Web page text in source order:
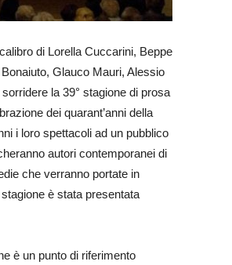
di Lorella Cuccarini, Beppe
Glauco Mauri, Alessio
la 39° stagione di prosa
dei quarant’anni della
i loro spettacoli ad un pubblico
autori contemporanei di
che verranno portate in
è stata presentata
è un punto di riferimento